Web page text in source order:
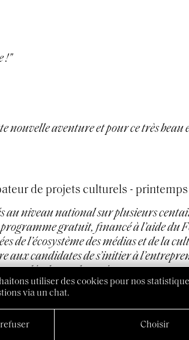
!"
nouvelle aventure et pour ce très beau
de projets culturels - printemps
au niveau national sur plusieurs
gratuit, financé à l’aide du
de l’écosystème des médias et de la
aux candidates de s’initier à
utiliser des cookies pour nos
via un chat.
Choisir